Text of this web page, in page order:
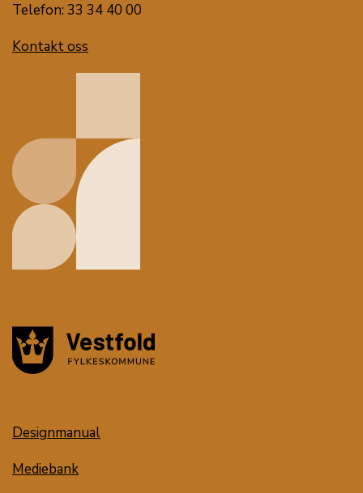
Telefon: 33 34 40 00
Kontakt oss
Designmanual
Mediebank